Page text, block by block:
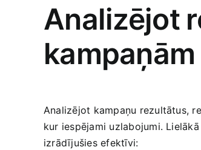
Analizējot
kampaņām
Analizējot kampaņu rezultātus,
‍kur iespējami uzlabojumi.
izrādījušies efektīvi: